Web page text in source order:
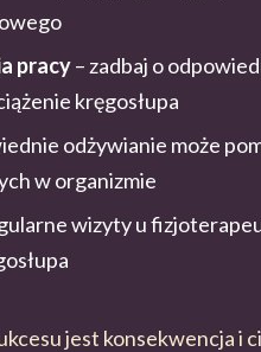
pracy– zadbaj o
kręgosłupa
odżywianie może
w organizmie
wizyty u
jest konsekwencja i